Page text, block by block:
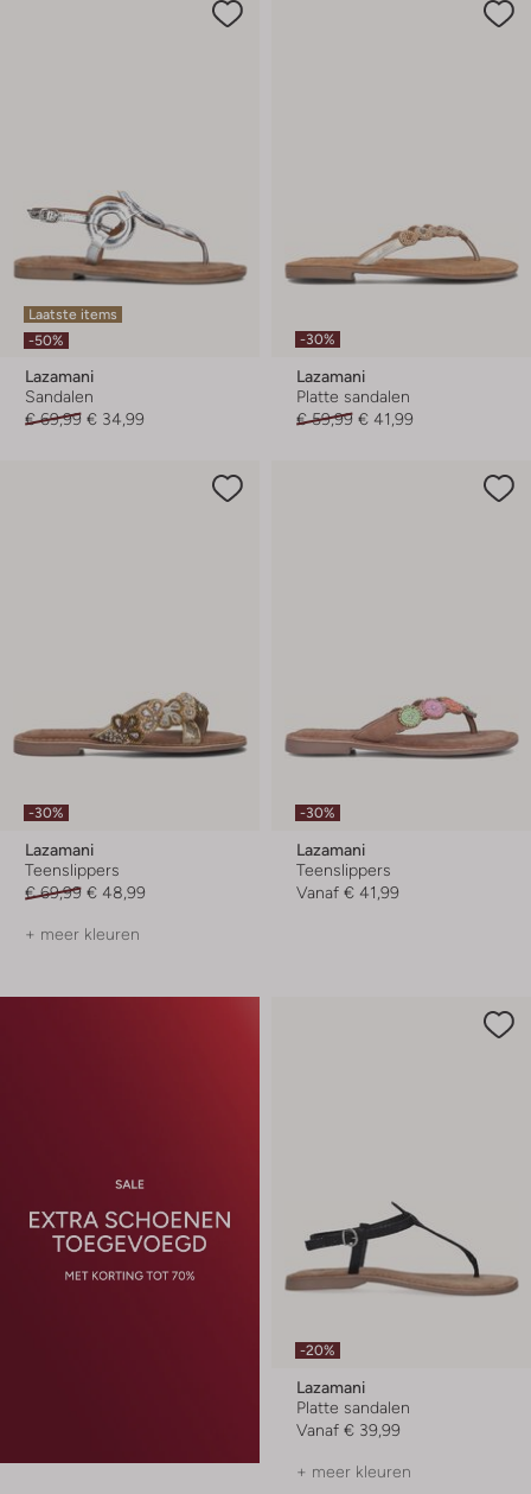
Laatste items
-50%
Lazamani
Sandalen
€ 69,99 € 34,99
-30%
Lazamani
Platte sandalen
€ 59,99 € 41,99
-30%
Lazamani
Teenslippers
€ 69,99 € 48,99
+ meer kleuren
-30%
Lazamani
Teenslippers
Vanaf € 41,99
-20%
Lazamani
Platte sandalen
Vanaf € 39,99
+ meer kleuren